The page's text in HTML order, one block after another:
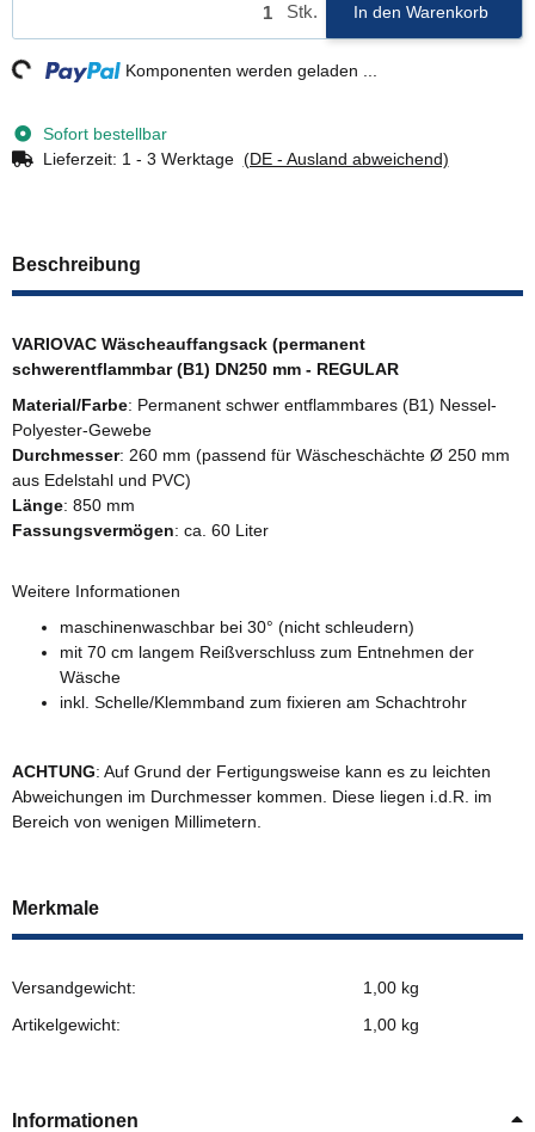
Stk. In den Warenkorb
Komponenten werden geladen ...
Sofort bestellbar
Lieferzeit: 1 - 3 Werktage (DE - Ausland abweichend)
Beschreibung
VARIOVAC Wäscheauffangsack (permanent
schwerentflammbar (B1) DN250 mm - REGULAR
Material/Farbe: Permanent schwer entflammbares (B1) Nessel-
Polyester-Gewebe
Durchmesser: 260 mm (passend für Wäscheschächte Ø 250 mm
aus Edelstahl und PVC)
Länge: 850 mm
Fassungsvermögen: ca. 60 Liter
Weitere Informationen
maschinenwaschbar bei 30° (nicht schleudern)
mit 70 cm langem Reißverschluss zum Entnehmen der
Wäsche
inkl. Schelle/Klemmband zum fixieren am Schachtrohr
ACHTUNG: Auf Grund der Fertigungsweise kann es zu leichten
Abweichungen im Durchmesser kommen. Diese liegen i.d.R. im
Bereich von wenigen Millimetern.
Merkmale
Versandgewicht:
1,00 kg
Artikelgewicht:
1,00 kg
Informationen